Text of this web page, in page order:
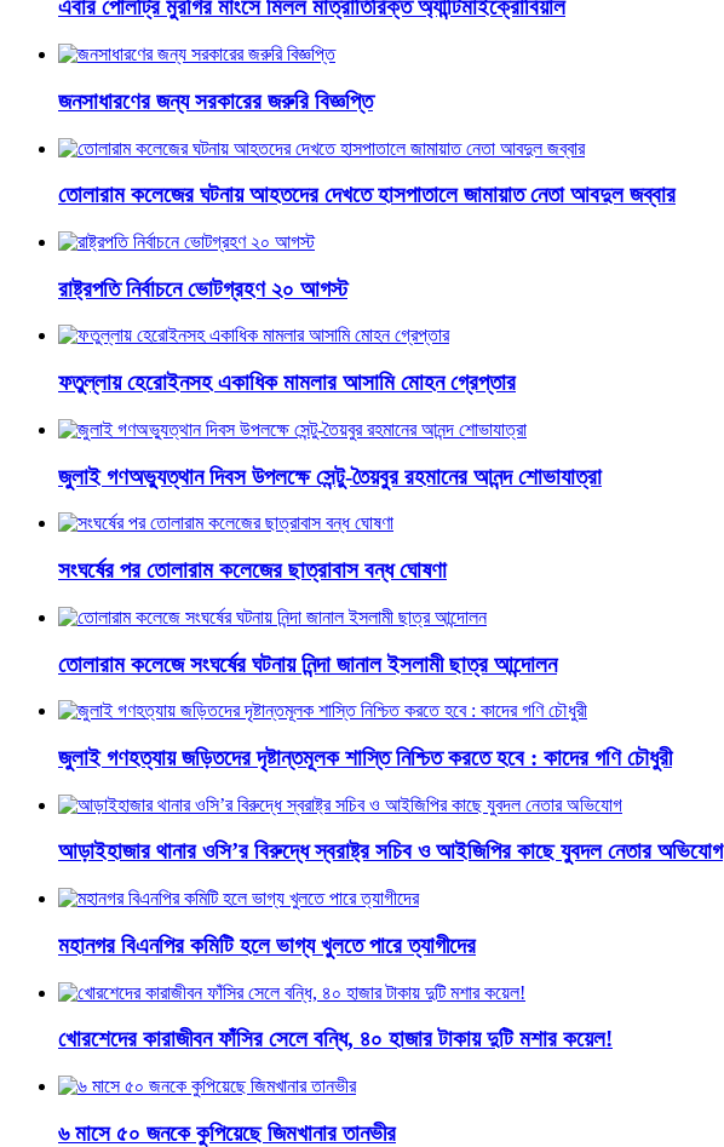
এবার পোলট্রি মুরগির মাংসে মিলল মাত্রাতিরিক্ত অ্যান্টিমাইক্রোবিয়াল
জনসাধারণের জন্য সরকারের জরুরি বিজ্ঞপ্তি
তোলারাম কলেজের ঘটনায় আহতদের দেখতে হাসপাতালে জামায়াত নেতা আবদুল জব্বার
রাষ্ট্রপতি নির্বাচনে ভোটগ্রহণ ২০ আগস্ট
ফতুল্লায় হেরোইনসহ একাধিক মামলার আসামি মোহন গ্রেপ্তার
জুলাই গণঅভ্যুত্থান দিবস উপলক্ষে সেন্টু-তৈয়বুর রহমানের আনন্দ শোভাযাত্রা
সংঘর্ষের পর তোলারাম কলেজের ছাত্রাবাস বন্ধ ঘোষণা
তোলারাম কলেজে সংঘর্ষের ঘটনায় নিন্দা জানাল ইসলামী ছাত্র আন্দোলন
জুলাই গণহত্যায় জড়িতদের দৃষ্টান্তমূলক শাস্তি নিশ্চিত করতে হবে : কাদের গণি চৌধুরী
আড়াইহাজার থানার ওসি’র বিরুদ্ধে স্বরাষ্ট্র সচিব ও আইজিপির কাছে যুবদল নেতার অভিযোগ
মহানগর বিএনপির কমিটি হলে ভাগ্য খুলতে পারে ত্যাগীদের
খোরশেদের কারাজীবন ফাঁসির সেলে বন্ধি, ৪০ হাজার টাকায় দুটি মশার কয়েল!
৬ মাসে ৫০ জনকে কুপিয়েছে জিমখানার তানভীর